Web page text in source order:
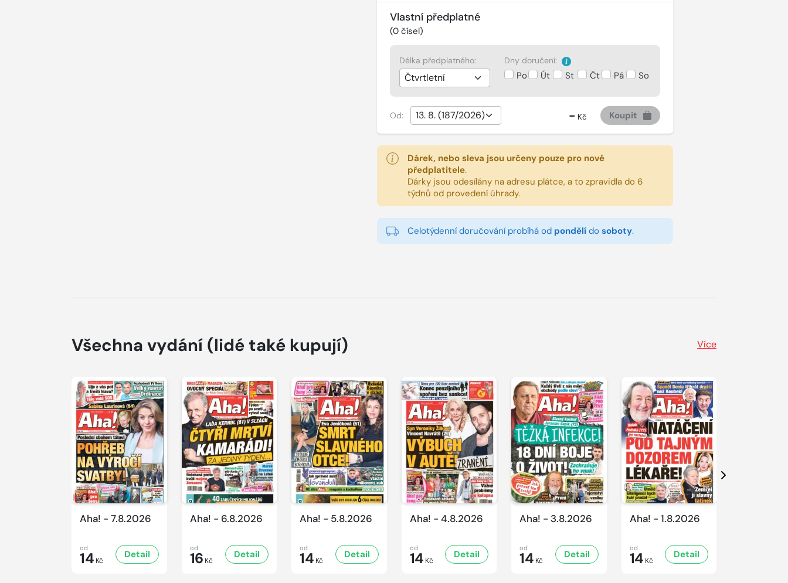
Vlastní předplatné
(0čísel)
Délka předplatného: Dny doručení:
Po Út St Čt Pá So
Od: - Kč Koupit
Dárek, nebo sleva jsou určeny pouze pro nové
předplatitele.
Dárky jsou odesílány na adresu plátce, a to zpravidla do 6
týdnů od provedení úhrady.
Celotýdenní doručování probíhá od pondělído soboty.
Všechna vydání (lidé také kupují) Více
Aha! - 7.8.2026
od
14 Kč
Detail
Aha! - 6.8.2026
od
16 Kč
Detail
Aha! - 5.8.2026
od
14 Kč
Detail
Aha! - 4.8.2026
od
14 Kč
Detail
Aha! - 3.8.2026
od
14 Kč
Detail
Aha! - 1.8.2026
od
14 Kč
Detail
Další